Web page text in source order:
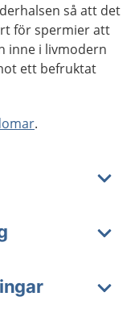
så att det
för spermier att
inne i livmodern
ett befruktat
.